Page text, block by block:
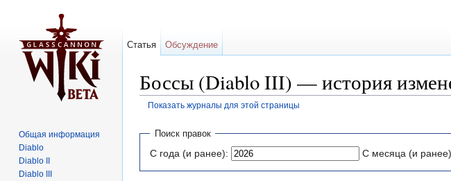
Боссы (Diablo III) — история
Показать журналы для этой страницы
Поиск правок
С года (и ранее): С месяца (и
Статья Обсуждение
Общая информация
Diablo
Diablo II
Diablo III